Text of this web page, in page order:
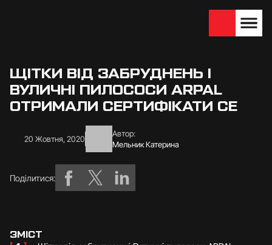
ЩІТКИ ВІД ЗАБРУДНЕНЬ І
ВУЛИЧНІ ПИЛОСОСИ ARPAL
ОТРИМАЛИ СЕРТИФІКАТИ CE
20 Жовтня, 2020
Автор:
Мельник Катерина
Поділитися:
ЗМІСТ